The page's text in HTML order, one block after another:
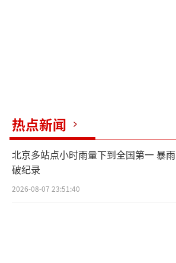
热点新闻
北京多站点小时雨量下到全国第一 暴雨
破纪录
2026-08-07 23:51:40